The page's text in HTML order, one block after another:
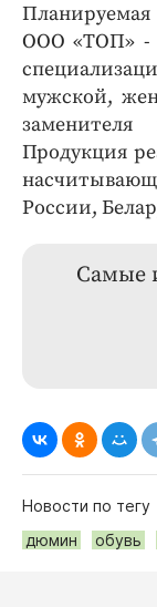
ООО «ТОП» -
мужской,
Продукция
России,
Самые
Новости по тегу
дюмин
обувь